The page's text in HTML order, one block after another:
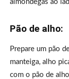
almôndegas ao
Pão de alho:
Prepare um pão
manteiga, alho
com o pão de